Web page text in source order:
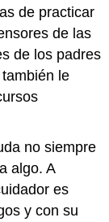
de practicar
de las
de los padres
le
no siempre
algo. A
es
y con su